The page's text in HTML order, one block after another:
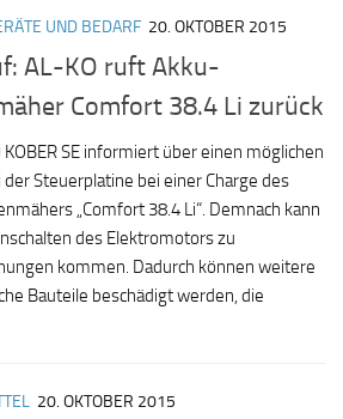
UND BEDARF 20. OKTOBER 2015
AL-KO ruft Akku-
Comfort 38.4 Li zurück
KOBER SE informiert über einen möglichen
Steuerplatine bei einer Charge des
„Comfort 38.4 Li“. Demnach kann
des Elektromotors zu
kommen. Dadurch können weitere
Bauteile beschädigt werden, die
20. OKTOBER 2015